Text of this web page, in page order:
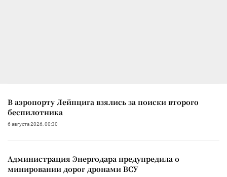
В аэропорту Лейпцига взялись за поиски второго
беспилотника
6 августа 2026, 00:30
Администрация Энергодара предупредила о
минировании дорог дронами ВСУ